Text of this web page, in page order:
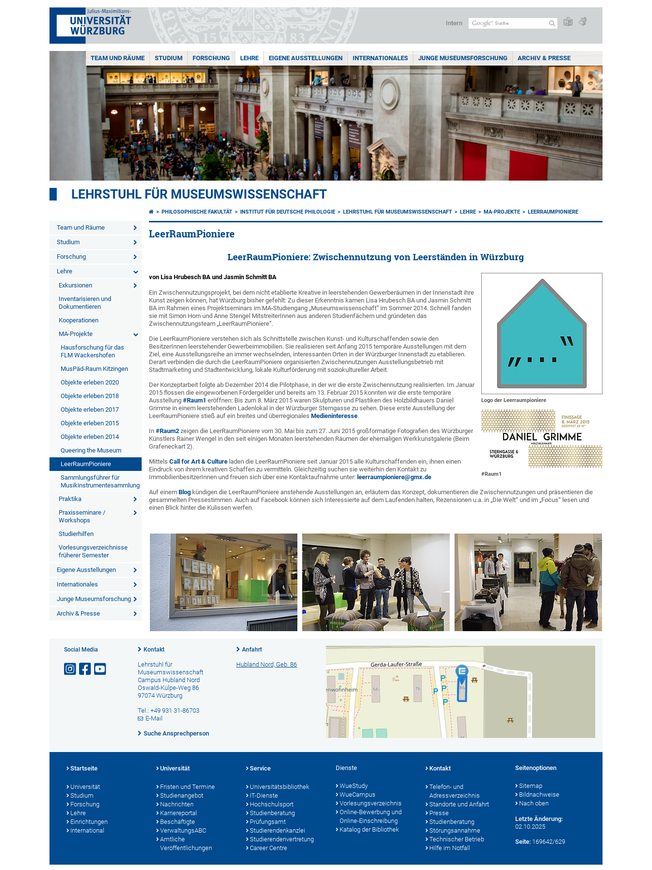
Intern
TEAM UND RÄUME STUDIUM FORSCHUNG LEHRE EIGENE AUSSTELLUNGEN INTERNATIONALES JUNGE MUSEUMSFORSCHUNG ARCHIV & PRESSE
LEHRSTUHL FÜR MUSEUMSWISSENSCHAFT
Team und Räume
Studium
Forschung
Lehre
Exkursionen
Inventarisieren und
Dokumentieren
Kooperationen
MA-Projekte
Hausforschung für das
FLM Wackershofen
MusPäd-Raum Kitzingen
Objekte erleben 2020
Objekte erleben 2018
Objekte erleben 2017
Objekte erleben 2015
Objekte erleben 2014
Queering the Museum
LeerRaumPioniere
Sammlungsführer für
Musikinstrumentesammlung
Praktika
Praxisseminare /
Workshops
Studierhilfen
Vorlesungsverzeichnisse
früherer Semester
Eigene Ausstellungen
Internationales
Junge Museumsforschung
Archiv & Presse
PHILOSOPHISCHE FAKULTÄT INSTITUT FÜR DEUTSCHE PHILOLOGIE LEHRSTUHL FÜR MUSEUMSWISSENSCHAFT LEHRE MA-PROJEKTE LEERRAUMPIONIERE
LeerRaumPioniere
LeerRaumPioniere: Zwischennutzung von Leerständen in Würzburg
Logo der Leerraumpioniere
#Raum1
von Lisa Hrubesch BA und Jasmin Schmitt BA
Ein Zwischennutzungsprojekt, bei dem nicht etablierte Kreative in leerstehenden Gewerberäumen in der Innenstadt ihre
Kunst zeigen können, hat Würzburg bisher gefehlt: Zu dieser Erkenntnis kamen Lisa Hrubesch BA und Jasmin Schmitt
BA im Rahmen eines Projektseminars im MA-Studiengang „Museumswissenschaft“ im Sommer 2014. Schnell fanden
sie mit Simon Horn und Anne Stengel MitstreiterInnen aus anderen Studienfächern und gründeten das
Zwischennutzungsteam „LeerRaumPioniere“.
Die LeerRaumPioniere verstehen sich als Schnittstelle zwischen Kunst- und Kulturschaffenden sowie den
BesitzerInnen leerstehender Gewerbeimmobilien. Sie realisieren seit Anfang 2015 temporäre Ausstellungen mit dem
Ziel, eine Ausstellungsreihe an immer wechselnden, interessanten Orten in der Würzburger Innenstadt zu etablieren.
Derart verbinden die durch die LeerRaumPioniere organisierten Zwischennutzungen Ausstellungsbetrieb mit
Stadtmarketing und Stadtentwicklung, lokale Kulturförderung mit soziokultureller Arbeit.
Der Konzeptarbeit folgte ab Dezember 2014 die Pilotphase, in der wir die erste Zwischennutzung realisierten. Im Januar
2015 flossen die eingeworbenen Fördergelder und bereits am 13. Februar 2015 konnten wir die erste temporäre
Ausstellung#Raum1 eröffnen: Bis zum 8. März 2015 waren Skulpturen und Plastiken des Holzbildhauers Daniel
Grimme in einem leerstehenden Ladenlokal in der Würzburger Sterngasse zu sehen. Diese erste Ausstellung der
LeerRaumPioniere stieß auf ein breites und überregionalesMedieninteresse.
In#Raum2 zeigen die LeerRaumPioniere vom 30. Mai bis zum 27. Juni 2015 großformatige Fotografien des Würzburger
Künstlers Rainer Wengel in den seit einigen Monaten leerstehenden Räumen der ehemaligen Werkkunstgalerie (Beim
Grafeneckart 2).
MittelsCall for Art & Culture laden die LeerRaumPioniere seit Januar 2015 alle Kulturschaffenden ein, ihnen einen
Eindruck von ihrem kreativen Schaffen zu vermitteln. Gleichzeitig suchen sie weiterhin den Kontakt zu
ImmobilienbesitzerInnen und freuen sich über eine Kontaktaufnahme unter: leerraumpioniere@gmx.de
Auf einemBlog kündigen die LeerRaumPioniere anstehende Ausstellungen an, erläutern das Konzept, dokumentieren die Zwischennutzungen und präsentieren die
gesammelten Pressestimmen. Auch auf Facebook können sich Interessierte auf dem Laufenden halten, Rezensionen u.a. in „Die Welt“ und im „Focus“ lesen und
einen Blick hinter die Kulissen werfen.
Social Media Kontakt
Lehrstuhl für
Museumswissenschaft
Campus Hubland Nord
Oswald-Külpe-Weg 86
97074 Würzburg
Tel.: +49 931 31-86703
E-Mail
Suche Ansprechperson
Anfahrt
Hubland Nord, Geb. 86
Startseite
Universität
Studium
Forschung
Lehre
Einrichtungen
International
Universität
Fristen und Termine
Studienangebot
Nachrichten
Karriereportal
Beschäftigte
VerwaltungsABC
Amtliche
Veröffentlichungen
Service
Universitätsbibliothek
IT-Dienste
Hochschulsport
Studienberatung
Prüfungsamt
Studierendenkanzlei
Studierendenvertretung
Career Centre
Dienste
WueStudy
WueCampus
Vorlesungsverzeichnis
Online-Bewerbung und
Online-Einschreibung
Katalog der Bibliothek
Kontakt
Telefon- und
Adressverzeichnis
Standorte und Anfahrt
Presse
Studienberatung
Störungsannahme
Technischer Betrieb
Hilfe im Notfall
Seitenoptionen
Sitemap
Bildnachweise
Nach oben
Letzte Änderung:
02.10.2025
Seite: 169642/629